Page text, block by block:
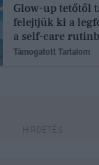
Glow-up tetőtől
felejtjük ki a
a self-care
Támogatott Tartalom